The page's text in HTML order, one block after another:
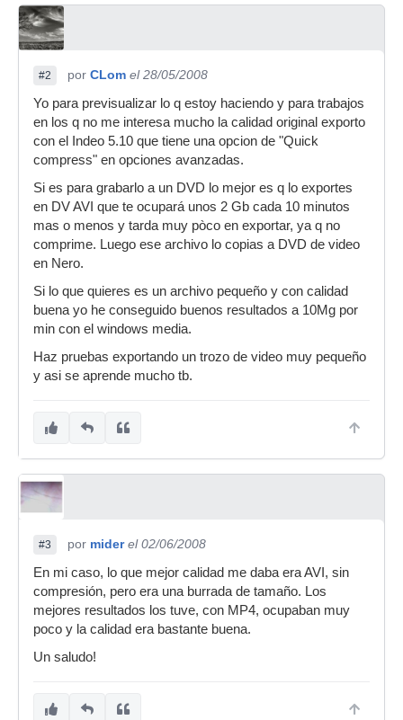
#2 por CLom el 28/05/2008
Yo para previsualizar lo q estoy haciendo y para trabajos
en los q no me interesa mucho la calidad original exporto
con el Indeo 5.10 que tiene una opcion de "Quick
compress" en opciones avanzadas.
Si es para grabarlo a un DVD lo mejor es q lo exportes
en DV AVI que te ocupará unos 2 Gb cada 10 minutos
mas o menos y tarda muy pòco en exportar, ya q no
comprime. Luego ese archivo lo copias a DVD de video
en Nero.
Si lo que quieres es un archivo pequeño y con calidad
buena yo he conseguido buenos resultados a 10Mg por
min con el windows media.
Haz pruebas exportando un trozo de video muy pequeño
y asi se aprende mucho tb.
#3 por mider el 02/06/2008
En mi caso, lo que mejor calidad me daba era AVI, sin
compresión, pero era una burrada de tamaño. Los
mejores resultados los tuve, con MP4, ocupaban muy
poco y la calidad era bastante buena.
Un saludo!